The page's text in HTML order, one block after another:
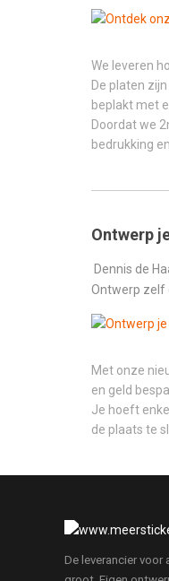
We leveren
De platen
beplakt met
Doordat we
bedrukking
Ontwerp
Dennis de
Ontwerp zelf
Met onze
en geld
Je hoeft
de plaats te
De leverancier